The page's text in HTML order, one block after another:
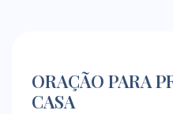
ORAÇÃO PARA
CASA